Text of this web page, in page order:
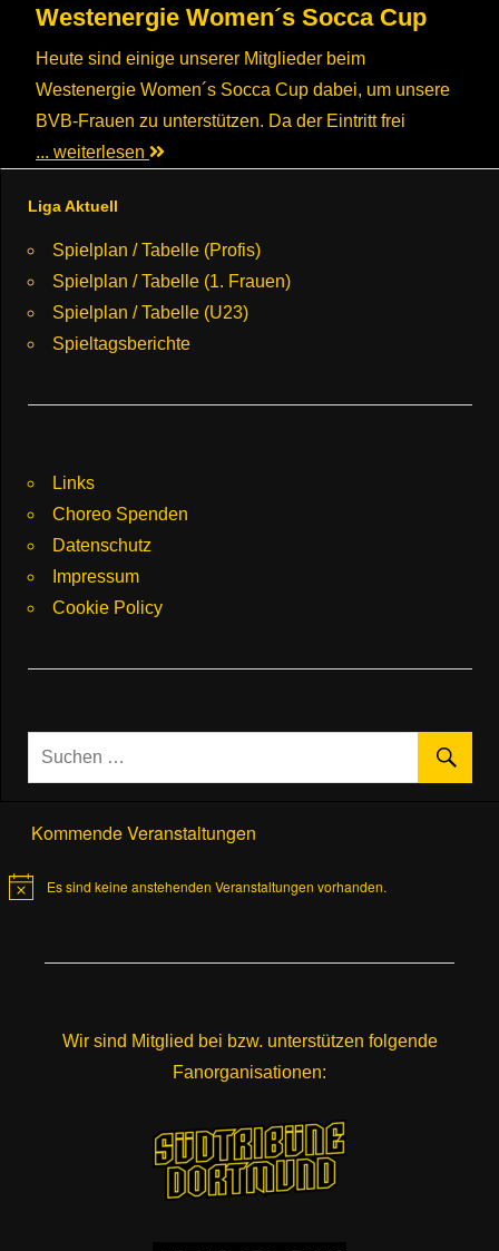
Westenergie Women´s Socca Cup
Heute sind einige unserer Mitglieder beim
Westenergie Women´s Socca Cup dabei, um unsere
BVB-Frauen zu unterstützen. Da der Eintritt frei
... weiterlesen
Liga Aktuell
Spielplan / Tabelle (Profis)
Spielplan / Tabelle (1. Frauen)
Spielplan / Tabelle (U23)
Spieltagsberichte
Links
Choreo Spenden
Datenschutz
Impressum
Cookie Policy
Kommende Veranstaltungen
HinweisEs sind keine anstehenden Veranstaltungen vorhanden.
Wir sind Mitglied bei bzw. unterstützen folgende
Fanorganisationen: